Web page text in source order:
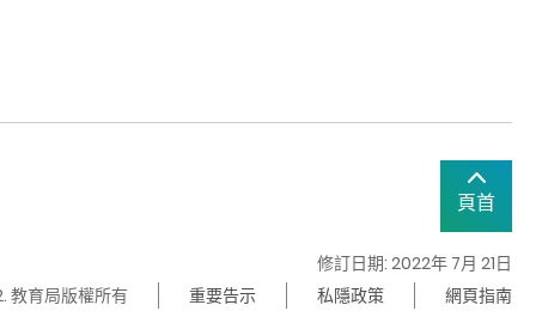
頁首
修訂日期: 2022年 7月 21日
教育局版權所有
重要告示 私隱政策 網頁指南